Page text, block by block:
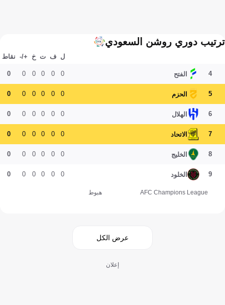
ترتيب دوري روشن السعودي
ل ف ت خ +/- نقاط
4 الفتح 0
0
0
0
0
0
5 الحزم 0
0
0
0
0
0
6 الهلال 0
0
0
0
0
0
7 الاتحاد 0
0
0
0
0
0
8 الخليج 0
0
0
0
0
0
9 الخلود 0
0
0
0
0
0
AFC Champions League هبوط
عرض الكل
إعلان